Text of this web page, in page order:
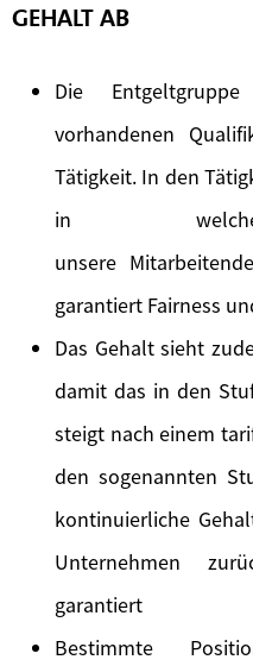
GEHALT AB
Die
vorhandenen
Tätigkeit. In den
in
unsere
garantiert Fairness
Das Gehalt sieht
damit das in den
steigt nach einem
den sogenannten
kontinuierliche
Unternehmen
garantiert
Bestimmte